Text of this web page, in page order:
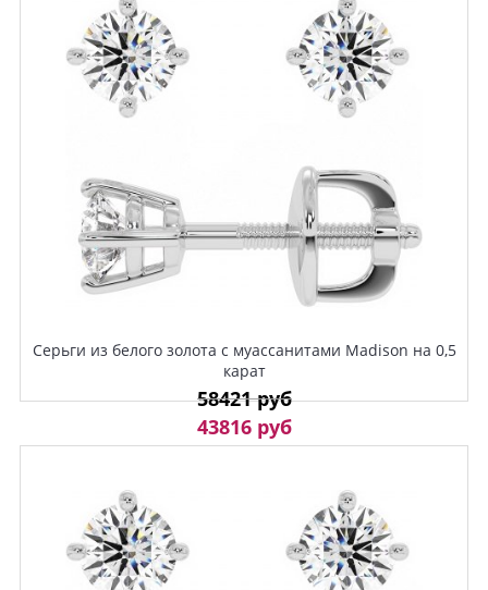
Серьги из белого золота с муассанитами Madison на 0,5
карат
58421 руб
43816 руб